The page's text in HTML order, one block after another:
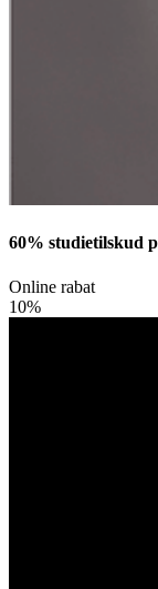
60% studietilskud
Online rabat
10%